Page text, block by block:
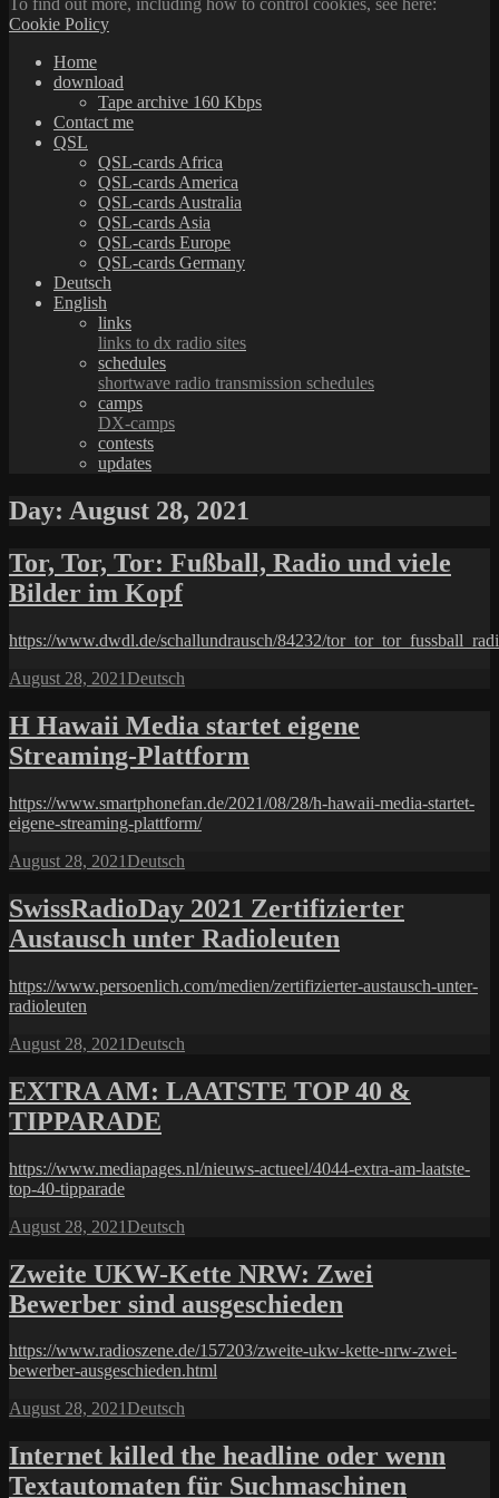
To find out more, including how to control cookies, see here:
Cookie Policy
Home
download
Tape archive 160 Kbps
Contact me
QSL
QSL-cards Africa
QSL-cards America
QSL-cards Australia
QSL-cards Asia
QSL-cards Europe
QSL-cards Germany
Deutsch
English
links
links to dx radio sites
schedules
shortwave radio transmission schedules
camps
DX-camps
contests
updates
Day: August 28, 2021
Tor, Tor, Tor: Fußball, Radio und viele
Bilder im Kopf
https://www.dwdl.de/schallundrausch/84232/
Posted
August 28, 2021Categories
Deutsch
H Hawaii Media startet eigene
Streaming-Plattform
https://www.smartphonefan.de/2021/08/28/h-hawaii-media-startet-
eigene-streaming-plattform/
Posted
August 28, 2021Categories
Deutsch
SwissRadioDay 2021 Zertifizierter
Austausch unter Radioleuten
https://www.persoenlich.com/medien/zertifizierter-austausch-unter-
radioleuten
Posted
August 28, 2021Categories
Deutsch
EXTRA AM: LAATSTE TOP 40 &
TIPPARADE
https://www.mediapages.nl/nieuws-actueel/4044-extra-am-laatste-
top-40-tipparade
Posted
August 28, 2021Categories
Deutsch
Zweite UKW-Kette NRW: Zwei
Bewerber sind ausgeschieden
https://www.radioszene.de/157203/zweite-ukw-kette-nrw-zwei-
bewerber-ausgeschieden.html
Posted
August 28, 2021Categories
Deutsch
Internet killed the headline oder wenn
Textautomaten für Suchmaschinen